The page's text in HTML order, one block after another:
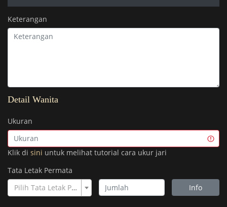
Keterangan
Detail Wanita
Ukuran
Klik di sini untuk melihat tutorial cara ukur jari
Tata Letak Permata
Pilih Tata Letak Permata
Info